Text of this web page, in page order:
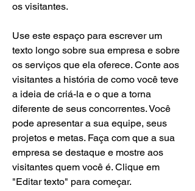
os visitantes.
Use este espaço para escrever um
texto longo sobre sua empresa e sobre
os serviços que ela oferece. Conte aos
visitantes a história de como você teve
a ideia de criá-la e o que a torna
diferente de seus concorrentes. Você
pode apresentar a sua equipe, seus
projetos e metas. Faça com que a sua
empresa se destaque e mostre aos
visitantes quem você é. Clique em
"Editar texto" para começar.